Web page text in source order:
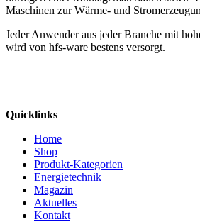
Maschinen zur Wärme- und
Jeder Anwender aus jeder Branche mit
wird von hfs-ware bestens versorgt.
Quicklinks
Home
Shop
Produkt-Kategorien
Energietechnik
Magazin
Aktuelles
Kontakt